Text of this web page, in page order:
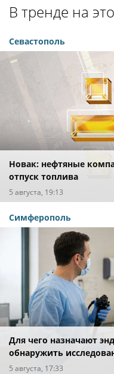
В тренде на
Севастополь
Новак: нефтяные
отпуск топлива
5 августа, 19:13
Симферополь
Для чего назначают
обнаружить
5 августа, 17:33